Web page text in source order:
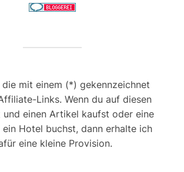
die mit einem (*) gekennzeichnet
Links. Wenn du auf diesen
und einen Artikel kaufst oder eine
ein Hotel buchst, dann erhalte ich
eine kleine Provision.